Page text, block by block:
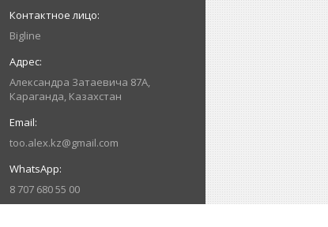
Bigline
Александра Затаевича 87А,
Караганда, Казахстан
too.alex.kz@gmail.com
8 707 680 55 00